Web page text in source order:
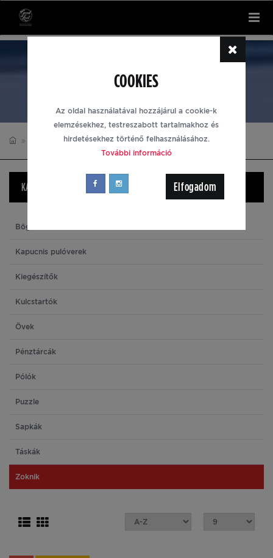
ASSASSIN'S CREED
ASSASSIN'S CREED ZOKNIK
KATEGÓRIÁK
Bögrék
Kapucnis pulóverek
Kiegészítők
Kulcstartók
Övek
Pénztárcák
Pólók
Puzzle
Sapkák
Táskák
Zoknik
COOKIES
Az oldal használatával hozzájárul a cookie-k
elemzésekhez, testreszabott tartalmakhoz és
hirdetésekhez történő felhasználásához.
További információ
Elfogadom